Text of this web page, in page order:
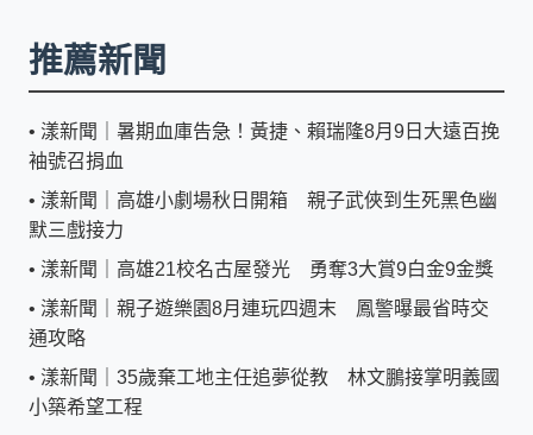
推薦新聞
• 漾新聞｜暑期血庫告急！黃捷、賴瑞隆8月9日大遠百挽
袖號召捐血
• 漾新聞｜高雄小劇場秋日開箱 親子武俠到生死黑色幽
默三戲接力
• 漾新聞｜高雄21校名古屋發光 勇奪3大賞9白金9金獎
• 漾新聞｜親子遊樂園8月連玩四週末 鳳警曝最省時交
通攻略
• 漾新聞｜35歲棄工地主任追夢從教 林文鵬接掌明義國
小築希望工程